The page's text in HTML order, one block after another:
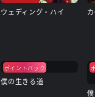
ウェディング・ハイ
ポイントバック
僕の生きる道